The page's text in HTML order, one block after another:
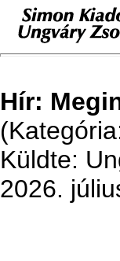
Hír:
Küldte:
2026.